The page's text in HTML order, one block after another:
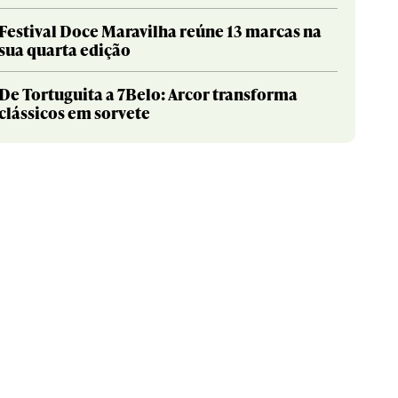
Doce Maravilha reúne 13 marcas na
quarta edição
Tortuguita a 7Belo: Arcor transforma
em sorvete